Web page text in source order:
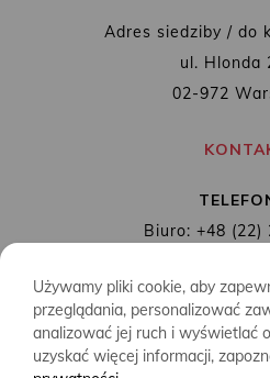
Adres siedziby / do
ul. Hlonda
02-972
Biuro: +48 (22)
MAIL:
Używamy pliki cookie, aby
przeglądania, personalizować
analizować jej ruch i wyświetlać
uzyskać więcej informacji,